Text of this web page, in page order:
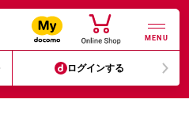
MENU
ログインする